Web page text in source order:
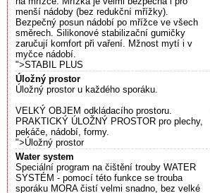
menší nádoby (bez redukční mřížky).
Bezpečný posun nádobí po mřížce ve všech
směrech. Silikonové stabilizační gumičky
zaručují komfort při vaření. Mžnost mytí i v
myčce nádobí.
">STABIL PLUS
Úložný prostor
Úložný prostor u každého sporáku.
VELKÝ OBJEM odkládacího prostoru.
PRAKTICKÝ ÚLOŽNÝ PROSTOR pro plechy,
pekáče, nádobí, formy.
">Úložný prostor
Water system
Speciální program na čištění trouby WATER
SYSTÉM - pomocí této funkce se trouba
sporáku MORA čistí velmi snadno, bez velké